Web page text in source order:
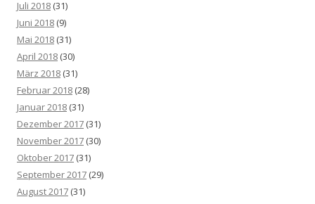
Juli 2018 (31)
Juni 2018 (9)
Mai 2018 (31)
April 2018 (30)
März 2018 (31)
Februar 2018 (28)
Januar 2018 (31)
Dezember 2017 (31)
November 2017 (30)
Oktober 2017 (31)
September 2017 (29)
August 2017 (31)